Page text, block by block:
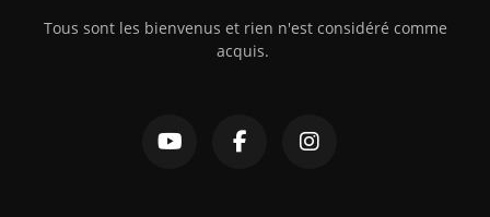
Tous sont les bienvenus et rien n'est considéré comme
acquis.